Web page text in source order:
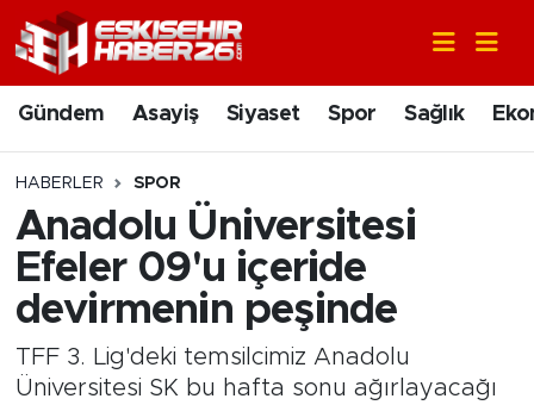
Gündem Asayiş Siyaset Spor Sağlık
HABERLER SPOR
Anadolu Üniversitesi
Efeler 09'u içeride
devirmenin peşinde
TFF 3. Lig'deki temsilcimiz Anadolu
Üniversitesi SK bu hafta sonu ağırlayacağı
Gündem
Asayiş
Siyaset
Spor
Ekonomi
Nöbetçi Eczaneler
Hava Durumu
Trafik Durumu
Süper Lig Puan Durumu ve Fikstür
Son Dakika Haberleri